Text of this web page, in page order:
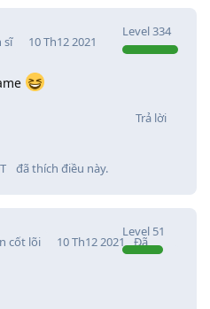
sĩ
Level334
10 Th12 2021
Trả lời
đã thích điều này.
cốt lõi
Level 51
10 Th12 2021
Đã